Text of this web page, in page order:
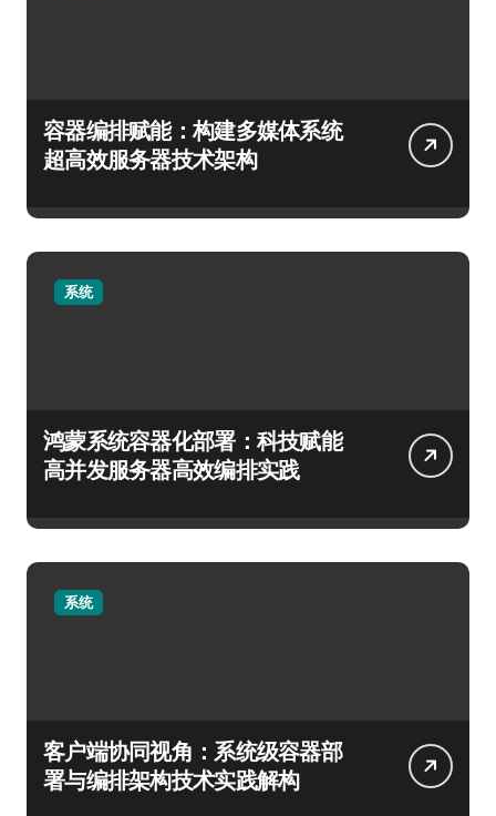
容器编排赋能：构建多媒体系统
超高效服务器技术架构
系统
鸿蒙系统容器化部署：科技赋能
高并发服务器高效编排实践
系统
客户端协同视角：系统级容器部
署与编排架构技术实践解构